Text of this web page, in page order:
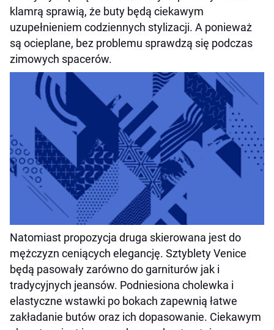
klamrą sprawią, że buty będą ciekawym
uzupełnieniem codziennych stylizacji. A ponieważ
są ocieplane, bez problemu sprawdzą się podczas
zimowych spacerów.
Natomiast propozycja druga skierowana jest do
mężczyzn ceniących elegancję. Sztyblety Venice
będą pasowały zarówno do garniturów jak i
tradycyjnych jeansów. Podniesiona cholewka i
elastyczne wstawki po bokach zapewnią łatwe
zakładanie butów oraz ich dopasowanie. Ciekawym